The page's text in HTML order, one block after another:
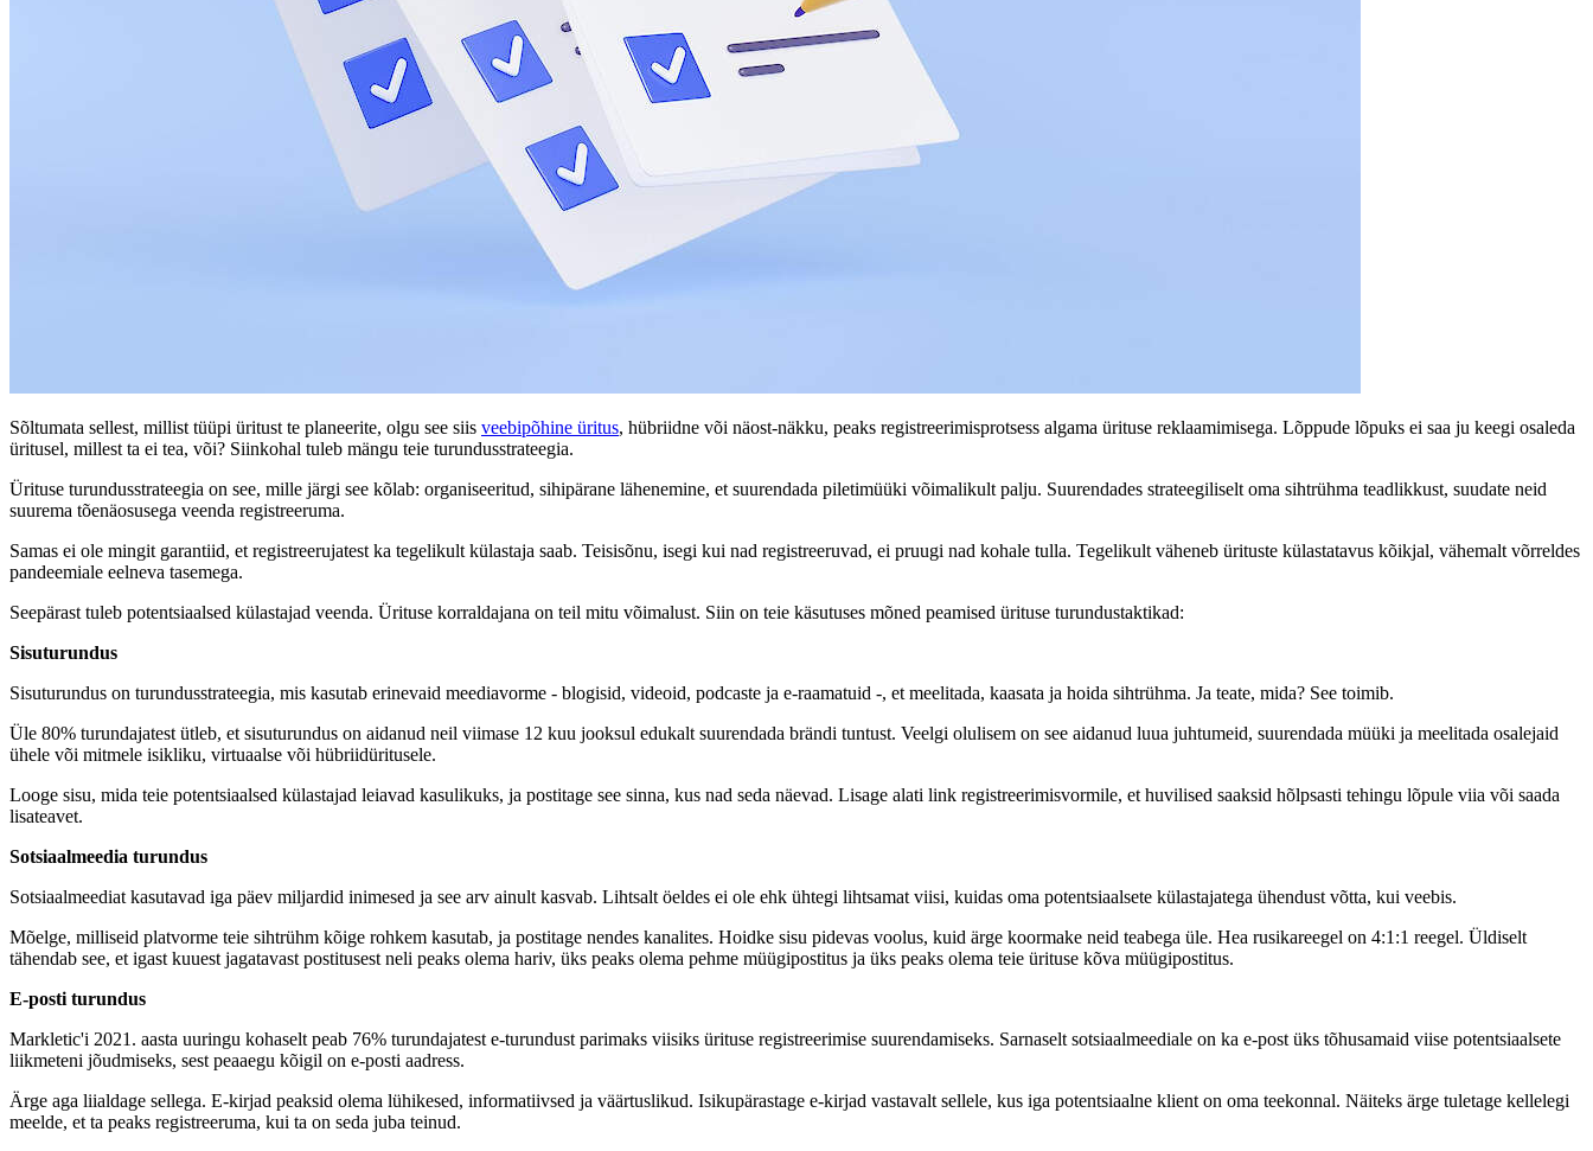
Sõltumata sellest, millist tüüpi üritust te planeerite, olgu see siis veebipõhine üritus, hübriidne või näost-näkku, peaks registreerimisprotsess algama ürituse reklaamimisega. Lõppude lõpuks ei saa ju keegi osaleda
üritusel, millest ta ei tea, või? Siinkohal tuleb mängu teie turundusstrateegia.
Ürituse turundusstrateegia on see, mille järgi see kõlab: organiseeritud, sihipärane lähenemine, et suurendada piletimüüki võimalikult palju. Suurendades strateegiliselt oma sihtrühma teadlikkust, suudate neid
suurema tõenäosusega veenda registreeruma.
Samas ei ole mingit garantiid, et registreerujatest ka tegelikult külastaja saab. Teisisõnu, isegi kui nad registreeruvad, ei pruugi nad kohale tulla. Tegelikult väheneb ürituste külastatavus kõikjal, vähemalt võrreldes
pandeemiale eelneva tasemega.
Seepärast tuleb potentsiaalsed külastajad veenda. Ürituse korraldajana on teil mitu võimalust. Siin on teie käsutuses mõned peamised ürituse turundustaktikad:
Sisuturundus
Sisuturundus on turundusstrateegia, mis kasutab erinevaid meediavorme - blogisid, videoid, podcaste ja e-raamatuid -, et meelitada, kaasata ja hoida sihtrühma. Ja teate, mida? See toimib.
Üle 80% turundajatest ütleb, et sisuturundus on aidanud neil viimase 12 kuu jooksul edukalt suurendada brändi tuntust. Veelgi olulisem on see aidanud luua juhtumeid, suurendada müüki ja meelitada osalejaid
ühele või mitmele isikliku, virtuaalse või hübriidüritusele.
Looge sisu, mida teie potentsiaalsed külastajad leiavad kasulikuks, ja postitage see sinna, kus nad seda näevad. Lisage alati link registreerimisvormile, et huvilised saaksid hõlpsasti tehingu lõpule viia või saada
lisateavet.
Sotsiaalmeedia turundus
Sotsiaalmeediat kasutavad iga päev miljardid inimesed ja see arv ainult kasvab. Lihtsalt öeldes ei ole ehk ühtegi lihtsamat viisi, kuidas oma potentsiaalsete külastajatega ühendust võtta, kui veebis.
Mõelge, milliseid platvorme teie sihtrühm kõige rohkem kasutab, ja postitage nendes kanalites. Hoidke sisu pidevas voolus, kuid ärge koormake neid teabega üle. Hea rusikareegel on 4:1:1 reegel. Üldiselt
tähendab see, et igast kuuest jagatavast postitusest neli peaks olema hariv, üks peaks olema pehme müügipostitus ja üks peaks olema teie ürituse kõva müügipostitus.
E-posti turundus
Markletic'i 2021. aasta uuringu kohaselt peab 76% turundajatest e-turundust parimaks viisiks ürituse registreerimise suurendamiseks. Sarnaselt sotsiaalmeediale on ka e-post üks tõhusamaid viise potentsiaalsete
liikmeteni jõudmiseks, sest peaaegu kõigil on e-posti aadress.
Ärge aga liialdage sellega. E-kirjad peaksid olema lühikesed, informatiivsed ja väärtuslikud. Isikupärastage e-kirjad vastavalt sellele, kus iga potentsiaalne klient on oma teekonnal. Näiteks ärge tuletage kellelegi
meelde, et ta peaks registreeruma, kui ta on seda juba teinud.